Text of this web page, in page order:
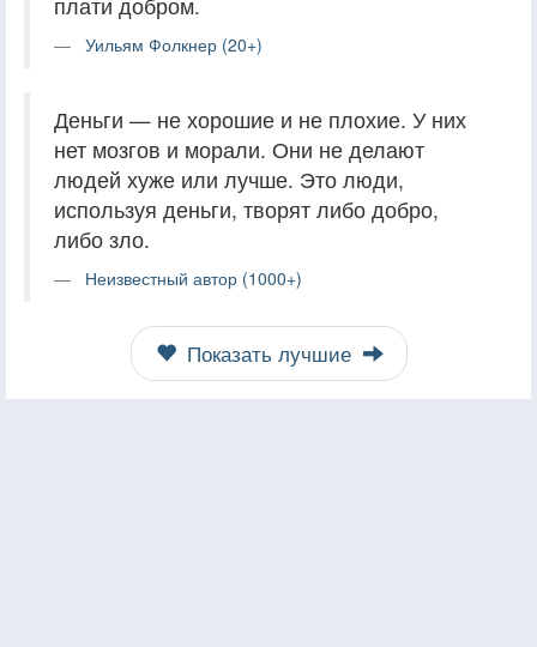
Уильям Фолкнер (20+)
Деньги — не хорошие и не плохие. У них
нет мозгов и морали. Они не делают
людей хуже или лучше. Это люди,
используя деньги, творят либо добро,
либо зло.
Неизвестный автор (1000+)
Показать лучшие